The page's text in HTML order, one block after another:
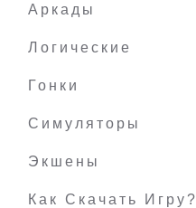
Аркады
Логические
Гонки
Симуляторы
Экшены
Как Скачать Игру?